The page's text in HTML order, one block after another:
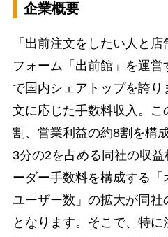
企業概要
「出前注文をしたい人と
フォーム「出前館」を運
で国内シェアトップを誇
文に応じた手数料収入。
割、営業利益の約8割を構
3分の2を占める同社の収
ーダー手数料を構成する
ユーザー数」の拡大が同社
となります。そこで、特